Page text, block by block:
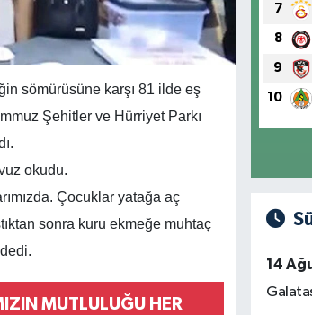
sömürüsüne karşı 81 ilde eş
Şehitler ve Hürriyet Parkı
okudu.
Çocuklar yatağa aç
sonra kuru ekmeğe muhtaç
MUTLULUĞU HER
7
8
9
10
14